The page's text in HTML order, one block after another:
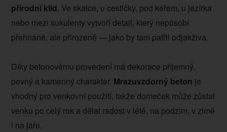
přírodní klid. Ve skalce, u cestičky, pod keřem, u jezírka
nebo mezi sukulenty vytvoří detail, který nepůsobí
přehnaně, ale přirozeně — jako by tam patřil odjakživa.
Díky betonovému provedení má dekorace příjemný,
pevný a kamenný charakter. Mrazuvzdorný beton je
vhodný pro venkovní použití, takže domeček může zůstat
venku po celý rok a dělat radost v létě, na podzim, v zimě
i na jaře.